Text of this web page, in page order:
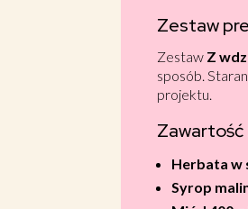
Zestaw
Zestaw Z
sposób.
projektu.
Herbata w
Syrop